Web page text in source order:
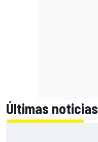
Últimas noticias